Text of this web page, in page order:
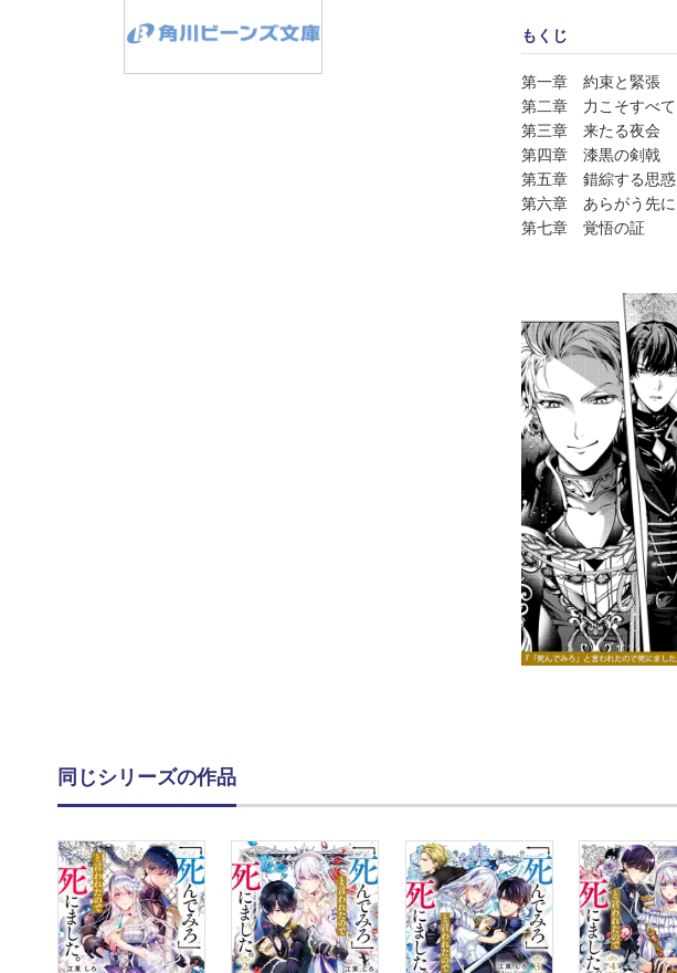
もくじ
第一章 約束と緊張
第二章 力こそすべて
第三章 来たる夜会
第四章 漆黒の剣戟
第五章 錯綜する思惑
第六章 あらがう先に
第七章 覚悟の証
同じシリーズの作品